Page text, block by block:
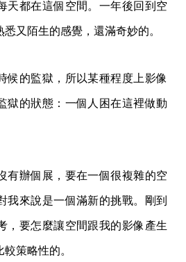
天都在這個空間。一年後回到空
又陌生的感覺，還滿奇妙的。
候的監獄，所以某種程度上影像
獄的狀態：一個人困在這裡做動
有辦個展，要在一個很複雜的空
我來說是一個滿新的挑戰。剛到
，要怎麼讓空間跟我的影像產生
策略性的。